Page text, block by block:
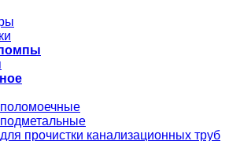
прочистки канализационных труб